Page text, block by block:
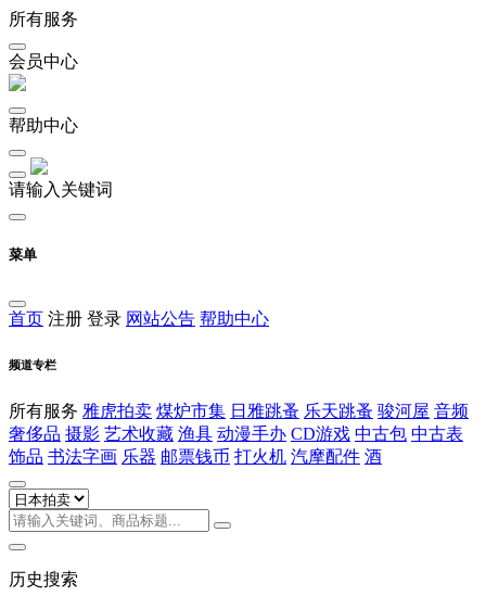
所有服务
会员中心
帮助中心
请输入关键词
菜单
首页 注册 登录 网站公告 帮助中心
频道专栏
所有服务 雅虎拍卖 煤炉市集 日雅跳蚤 乐天跳蚤 骏河屋 音频
奢侈品 摄影 艺术收藏 渔具 动漫手办 CD游戏 中古包 中古表
饰品 书法字画 乐器 邮票钱币 打火机 汽摩配件 酒
历史搜索